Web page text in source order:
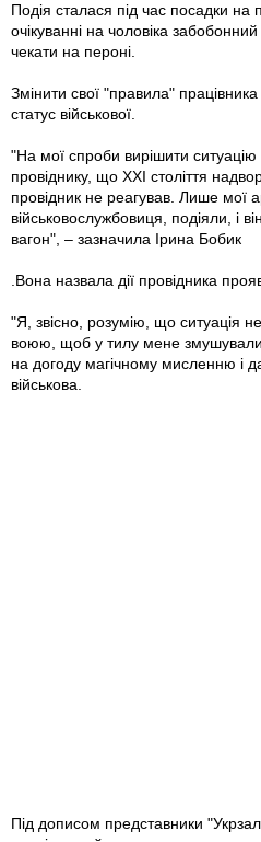
Подія сталася під час посадки на
очікуванні на чоловіка
чекати на пероні.
Змінити свої "правила"
статус військової.
"На мої спроби вирішити
провіднику, що XXI століття
провідник не реагував. Лише мої
військовослужбовиця, подіяли, і
вагон", – зазначила Ірина Бобик
.Вона назвала дії провідника
"Я, звісно, розумію, що ситуація
воюю, щоб у тилу мене
на догоду магічному мисленню і
військова.
Під дописом представники